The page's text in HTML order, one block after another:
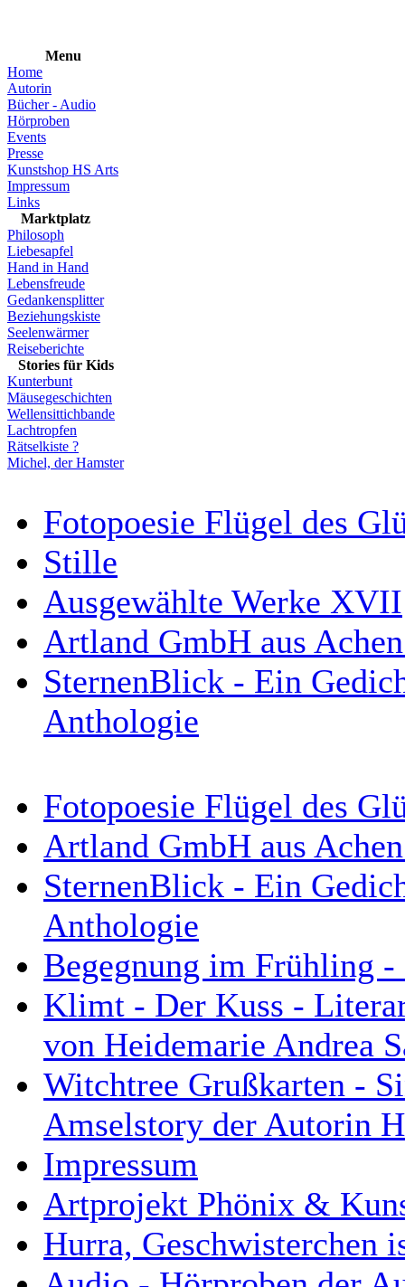
Menu
Home
Autorin
Bücher - Audio
Hörproben
Events
Presse
Kunstshop HS Arts
Impressum
Links
Marktplatz
Philosoph
Liebesapfel
Hand in Hand
Lebensfreude
Gedankensplitter
Beziehungskiste
Seelenwärmer
Reiseberichte
Stories für Kids
Kunterbunt
Mäusegeschichten
Wellensittichbande
Lachtropfen
Rätselkiste ?
Michel, der Hamster
Fotopoesie Flügel des
Stille
Ausgewählte Werke XVII
Artland GmbH aus
SternenBlick - Ein
Anthologie
Fotopoesie Flügel des
Artland GmbH aus
SternenBlick - Ein
Anthologie
Begegnung im Frühling
Klimt - Der Kuss -
von Heidemarie Andrea
Witchtree Grußkarten -
Amselstory der Autorin
Impressum
Artprojekt Phönix &
Hurra, Geschwisterchen